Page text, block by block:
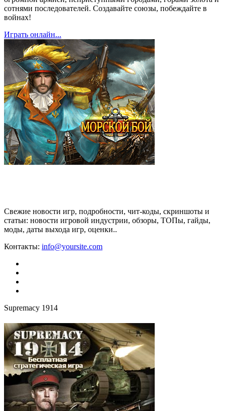
сотнями последователей. Создавайте союзы, побеждайте в
войнах!
Играть онлайн...
Свежие новости игр, подробности, чит-коды, скриншоты и
статьи: новости игровой индустрии, обзоры, ТОПы, гайды,
моды, даты выхода игр, оценки..
Контакты: info@yoursite.com
Supremacy 1914